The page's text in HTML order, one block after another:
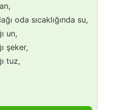
oda sıcaklığında su,
un,
şeker,
tuz,